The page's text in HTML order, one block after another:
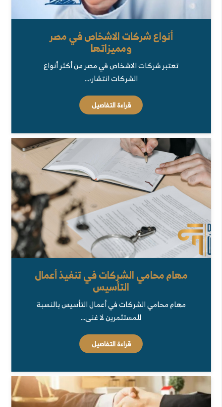
أنواع شركات الاشخاص في مصر
ومميزاتها
تعتبر شركات الاشخاص في مصر من أكثر أنواع
الشركات انتشار،…
قراءة التفاصيل
مهام محامي الشركات في تنفيذ أعمال
التأسيس
مهام محامي الشركات في أعمال التأسيس بالنسبة
للمستثمرين لا غنى…
قراءة التفاصيل